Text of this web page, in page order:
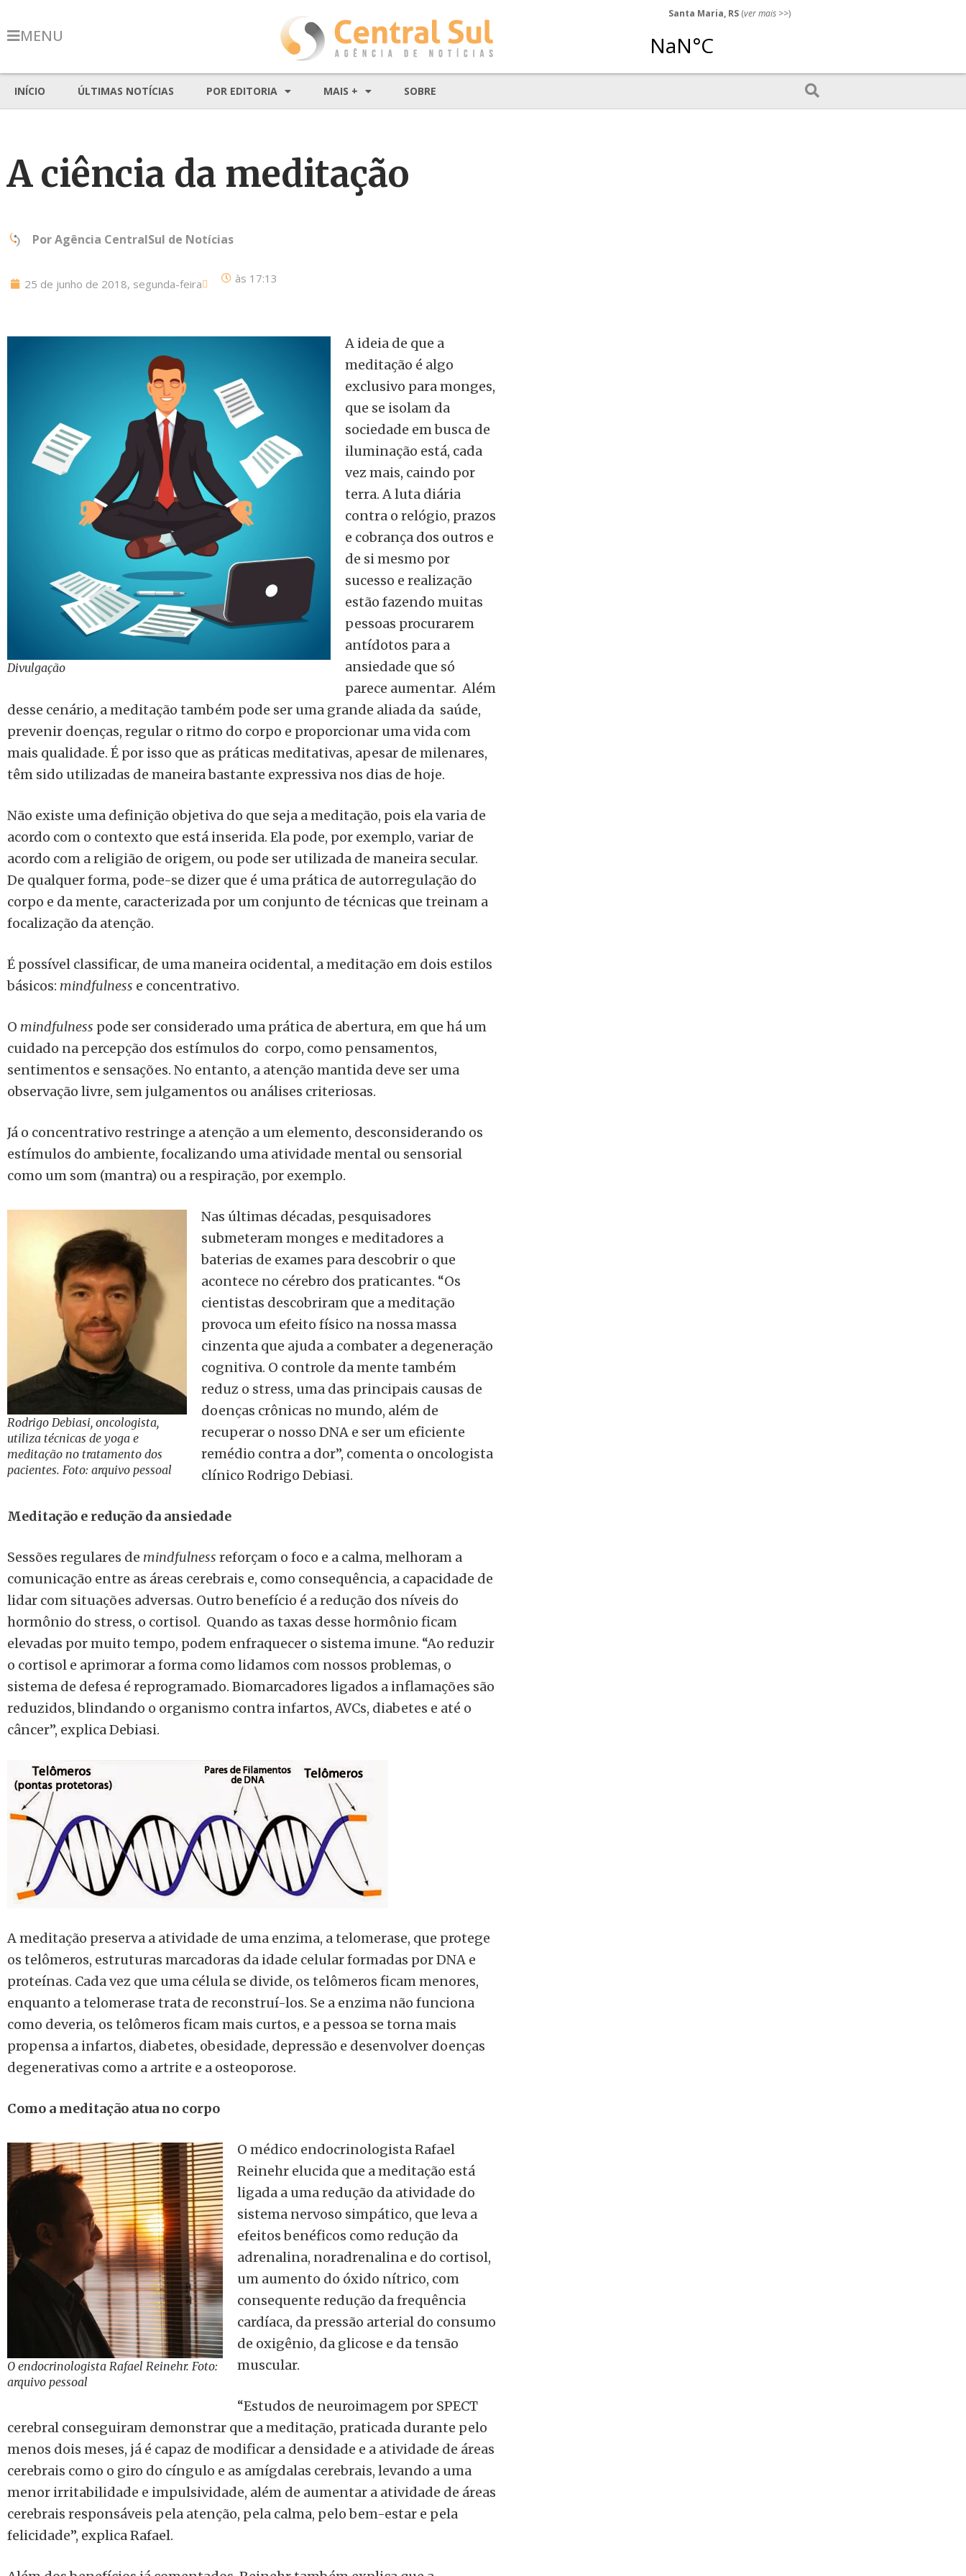
MENU
Santa Maria, RS (ver mais >>)
INÍCIO ÚLTIMAS NOTÍCIAS POR EDITORIA MAIS + SOBRE
A ciência da meditação
PorAgência CentralSul de Notícias
25 de junho de 2018, segunda-feira às 17:13
Divulgação
A ideia de que a
meditação é algo
exclusivo para monges,
que se isolam da
sociedade em busca de
iluminação está, cada
vez mais, caindo por
terra. A luta diária
contra o relógio, prazos
e cobrança dos outros e
de si mesmo por
sucesso e realização
estão fazendo muitas
pessoas procurarem
antídotos para a
ansiedade que só
parece aumentar. Além
desse cenário, a meditação também pode ser uma grande aliada da saúde,
prevenir doenças, regular o ritmo do corpo e proporcionar uma vida com
mais qualidade. É por isso que as práticas meditativas, apesar de milenares,
têm sido utilizadas de maneirabastante expressiva nos dias de hoje.
Não existe uma definição objetiva do que seja a meditação, pois ela varia de
acordo com o contexto que está inserida. Ela pode, por exemplo, variar de
acordo com a religião de origem, ou pode ser utilizada de maneira secular.
De qualquer forma, pode-se dizer que é uma prática de autorregulação do
corpo e da mente, caracterizada por um conjunto de técnicas que treinam a
focalização da atenção.
É possível classificar, de uma maneira ocidental, a meditação em dois estilos
básicos: mindfulness e concentrativo.
O mindfulness pode ser considerado uma prática de abertura, em que há um
cuidado na percepção dos estímulos do corpo, como pensamentos,
sentimentos e sensações. No entanto, a atenção mantida deve ser uma
observação livre, sem julgamentos ou análises criteriosas.
Já o concentrativo restringe a atenção a um elemento, desconsiderando os
estímulos do ambiente, focalizando uma atividade mental ou sensorial
como um som (mantra) ou a respiração, por exemplo.
Rodrigo Debiasi, oncologista,
utiliza técnicas de yoga e
meditação no tratamento dos
pacientes. Foto: arquivo pessoal
Nas últimas décadas, pesquisadores
submeteram monges e meditadores a
baterias de exames para descobrir o que
acontece no cérebro dos praticantes. “Os
cientistas descobriram que a meditação
provoca um efeito físico na nossa massa
cinzenta que ajuda a combater a degeneração
cognitiva. O controle da mente também
reduz o stress, uma das principais causas de
doenças crônicas no mundo, além de
recuperar o nosso DNA e ser um eficiente
remédio contra a dor”, comenta o oncologista
clínico Rodrigo Debiasi.
Meditação e redução da ansiedade
Sessões regulares de mindfulness reforçam o foco e a calma, melhoram a
comunicação entre as áreas cerebrais e, como consequência, a capacidade de
lidar com situações adversas. Outro benefício é a redução dos níveis do
hormônio do stress, o cortisol. Quando as taxas desse hormônio ficam
elevadas por muito tempo, podem enfraquecer o sistema imune. “Ao reduzir
o cortisol e aprimorar a forma como lidamos com nossos problemas, o
sistema de defesa é reprogramado. Biomarcadores ligados a inflamações são
reduzidos, blindando o organismo contra infartos, AVCs, diabetes e até o
câncer”, explica Debiasi.
A meditação preserva a atividade de uma enzima, a telomerase, que protege
os telômeros, estruturas marcadoras da idade celular formadas por DNA e
proteínas. Cada vez que uma célula se divide, os telômeros ficam menores,
enquanto a telomerase trata de reconstruí-los. Se a enzima não funciona
como deveria, os telômeros ficam mais curtos, e a pessoa se torna mais
propensa a infartos, diabetes, obesidade, depressão e desenvolver doenças
degenerativas como a artrite e a osteoporose.
Como a meditação atua no corpo
O endocrinologista Rafael Reinehr. Foto:
arquivo pessoal
O médico endocrinologista Rafael
Reinehr elucida que a meditação está
ligada a uma redução da atividade do
sistema nervoso simpático, que leva a
efeitos benéficos como redução da
adrenalina, noradrenalina e do cortisol,
um aumento do óxido nítrico, com
consequente redução da frequência
cardíaca, da pressão arterial do consumo
de oxigênio, da glicose e da tensão
muscular.
“Estudos de neuroimagem por SPECT
cerebral conseguiram demonstrar que a meditação, praticada durante pelo
menos dois meses, já é capaz de modificar a densidade e a atividade de áreas
cerebrais como o giro do cíngulo e as amígdalas cerebrais, levando a uma
menor irritabilidade e impulsividade, além de aumentar a atividade de áreas
cerebrais responsáveis pela atenção, pela calma, pelo bem-estar e pela
felicidade”, explica Rafael.